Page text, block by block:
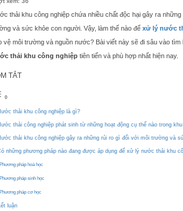
thải khu công nghiệp chứa nhiều chất độc hại gây ra những
và sức khỏe con người. Vậy, làm thế nào để xử lý nước
vệ môi trường và nguồn nước? Bài viết này sẽ đi sâu vào tìm
thải khu công nghiệp tiên tiến và phù hợp nhất hiện nay.
TẮT
thải khu công nghiệp là gì?
thải công nghiệp phát sinh từ những hoạt động cụ thể nào trong khu
thải khu công nghiệp gây ra những rủi ro gì đối với môi trường và
những phương pháp nào đang được áp dụng để xử lý nước thải khu
pháp hoá học
pháp sinh học
pháp cơ học
luận